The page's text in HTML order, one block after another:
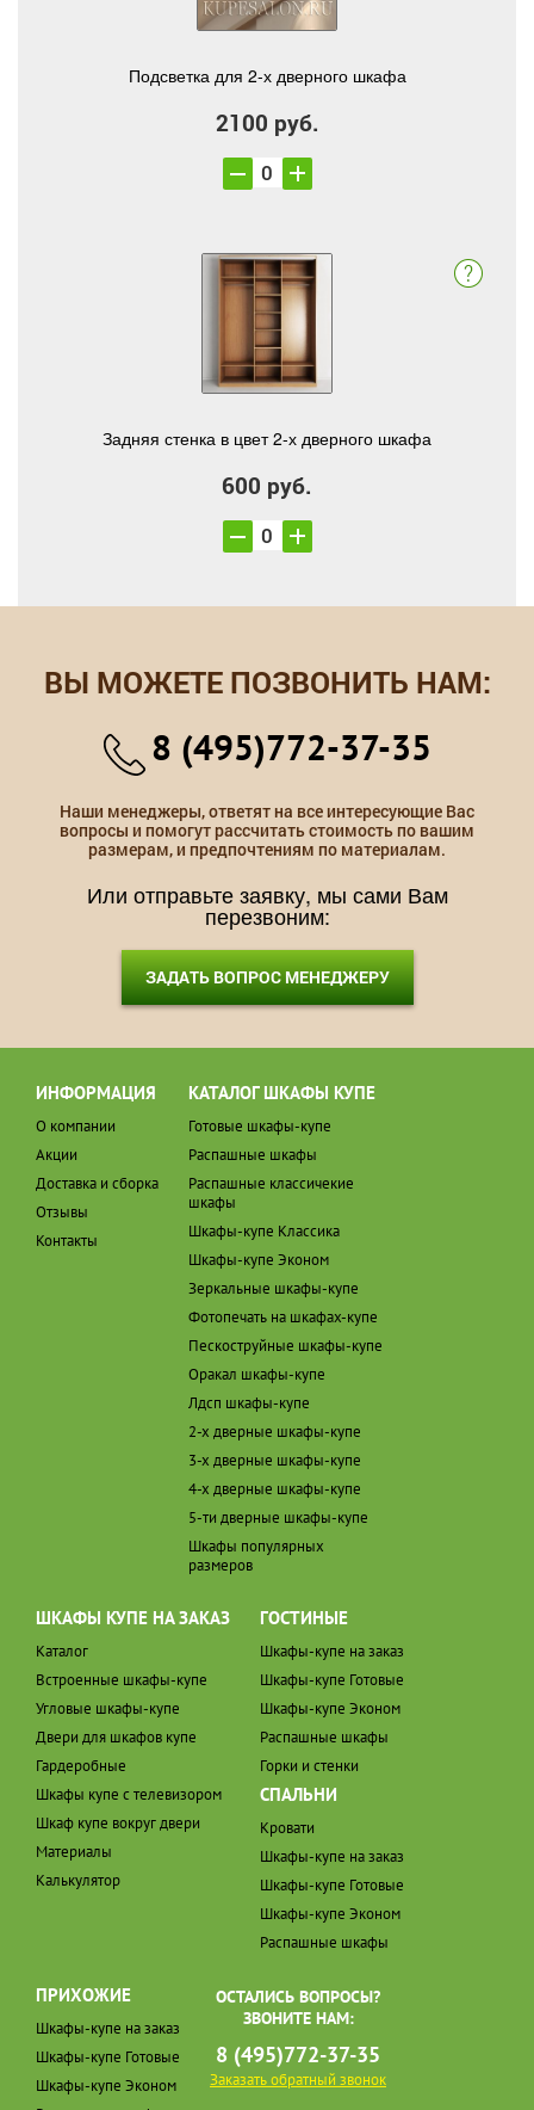
Подсветка для 2-х дверного шкафа
2100 руб.
Задняя стенка в цвет 2-х дверного шкафа
600 руб.
ВЫ МОЖЕТЕ ПОЗВОНИТЬ НАМ:
8 (495)772-37-35
Наши менеджеры, ответят на все интересующие Вас
вопросы и помогут рассчитать стоимость по вашим
размерам, и предпочтениям по материалам.
Или отправьте заявку, мы сами Вам
перезвоним:
ЗАДАТЬ ВОПРОС МЕНЕДЖЕРУ
ИНФОРМАЦИЯ
О компании
Акции
Доставка и сборка
Отзывы
Контакты
КАТАЛОГ ШКАФЫ КУПЕ
Готовые шкафы-купе
Распашные шкафы
Распашные классичекие
шкафы
Шкафы-купе Классика
Шкафы-купе Эконом
Зеркальные шкафы-купе
Фотопечать на шкафах-купе
Пескоструйные шкафы-купе
Оракал шкафы-купе
Лдсп шкафы-купе
2-х дверные шкафы-купе
3-х дверные шкафы-купе
4-х дверные шкафы-купе
5-ти дверные шкафы-купе
Шкафы популярных
размеров
ШКАФЫ КУПЕ НА ЗАКАЗ
Каталог
Встроенные шкафы-купе
Угловые шкафы-купе
Двери для шкафов купе
Гардеробные
Шкафы купе с телевизором
Шкаф купе вокруг двери
Материалы
Калькулятор
ГОСТИНЫЕ
Шкафы-купе на заказ
Шкафы-купе Готовые
Шкафы-купе Эконом
Распашные шкафы
Горки и стенки
СПАЛЬНИ
Кровати
Шкафы-купе на заказ
Шкафы-купе Готовые
Шкафы-купе Эконом
Распашные шкафы
ПРИХОЖИЕ
Шкафы-купе на заказ
Шкафы-купе Готовые
Шкафы-купе Эконом
ОСТАЛИСЬ ВОПРОСЫ?
ЗВОНИТЕ НАМ:
8 (495)772-37-35
Заказать обратный звонок